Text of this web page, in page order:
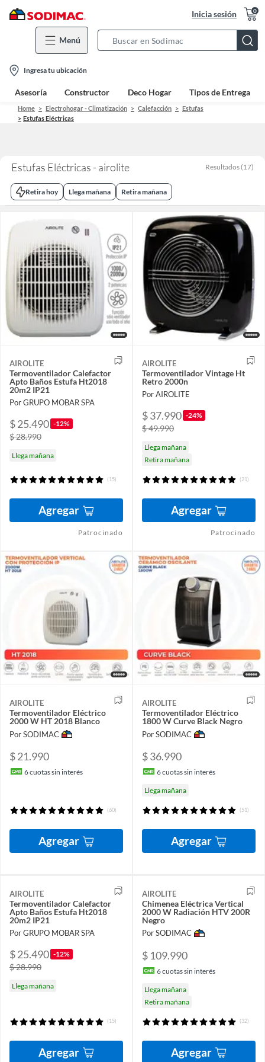
Inicia sesión 0
Menú
Bar
location-
icon
Ingresa tu ubicación
Asesoría Constructor Deco Hogar Tipos de Entrega
Home Electrohogar - Climatización Calefacción
Estufas
Estufas Eléctricas
Estufas Eléctricas - airolite Resultados (17)
Retira hoy Llega mañana Retira mañana
AIROLITE
Termoventilador Calefactor
Apto Baños Estufa Ht2018
20m2 IP21
Por GRUPO MOBAR SPA
$ 25.490 -12%
$ 28.990
Llega mañana
(15)
Agregar
Patrocinado
AIROLITE
Termoventilador Vintage Ht
Retro 2000n
Por AIROLITE
$ 37.990 -24%
$ 49.990
Llega mañana
Retira mañana
(21)
Agregar
Patrocinado
AIROLITE
Termoventilador Eléctrico
2000 W HT 2018 Blanco
Por SODIMAC
$ 21.990
6cuotas sin interés
(60)
Agregar
AIROLITE
Termoventilador Eléctrico
1800 W Curve Black Negro
Por SODIMAC
$ 36.990
6cuotas sin interés
Llega mañana
(51)
Agregar
AIROLITE
Termoventilador Calefactor
Apto Baños Estufa Ht2018
20m2 IP21
Por GRUPO MOBAR SPA
$ 25.490 -12%
$ 28.990
Llega mañana
(15)
Agregar
AIROLITE
Chimenea Eléctrica Vertical
2000 W Radiación HTV 200R
Negro
Por SODIMAC
$ 109.990
6cuotas sin interés
Llega mañana
Retira mañana
(32)
Agregar